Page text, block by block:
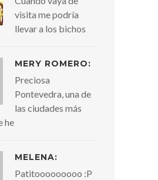
visita me podría
llevar a los bichos
MERY ROMERO:
Preciosa
Pontevedra, una de
las ciudades más
he
MELENA:
Patitooooooooo :P